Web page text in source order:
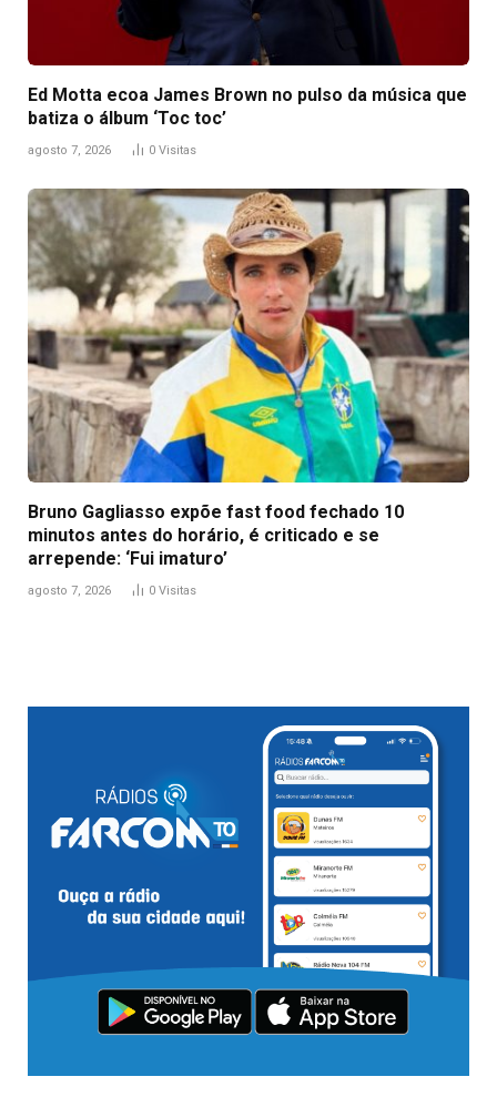
Ed Motta ecoa James Brown no pulso da música que
batiza o álbum ‘Toc toc’
agosto 7, 2026 0 Visitas
Bruno Gagliasso expõe fast food fechado 10
minutos antes do horário, é criticado e se
arrepende: ‘Fui imaturo’
agosto 7, 2026 0 Visitas